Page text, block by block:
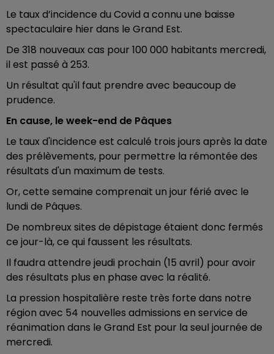
Le taux d’incidence du Covid a connu une baisse
spectaculaire hier dans le Grand Est.
De 318 nouveaux cas pour 100 000 habitants mercredi,
il est passé à 253.
Un résultat qu'il faut prendre avec beaucoup de
prudence.
En cause, le week-end de Pâques
Le taux d'incidence est calculé trois jours après la date
des prélèvements, pour permettre la rémontée des
résultats d'un maximum de tests.
Or, cette semaine comprenait un jour férié avec le
lundi de Pâques.
De nombreux sites de dépistage étaient donc fermés
ce jour-là, ce qui faussent les résultats.
Il faudra attendre jeudi prochain (15 avril) pour avoir
des résultats plus en phase avec la réalité.
La pression hospitalière reste très forte dans notre
région avec 54 nouvelles admissions en service de
réanimation dans le Grand Est pour la seul journée de
mercredi.